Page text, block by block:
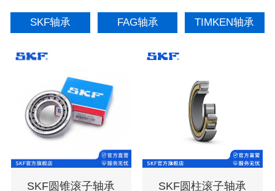
SKF轴承 FAG轴承 TIMKEN轴承
SKF圆锥滚子轴承 SKF圆柱滚子轴承